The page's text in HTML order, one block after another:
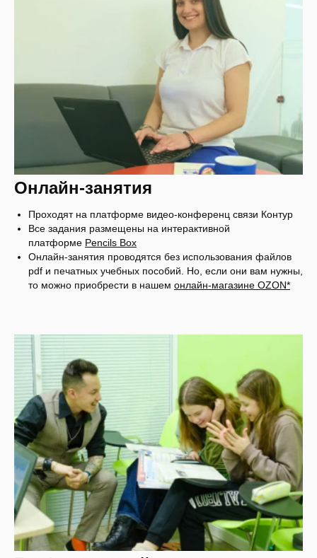
Онлайн-занятия
Проходят на платформе видео-конференц связи Контур
Все задания размещены на интерактивной
платформе Pencils Box
Онлайн-занятия проводятся без использования файлов
pdf и печатных учебных пособий. Но, если они вам нужны,
то можно приобрести в нашем онлайн-магазине OZON*